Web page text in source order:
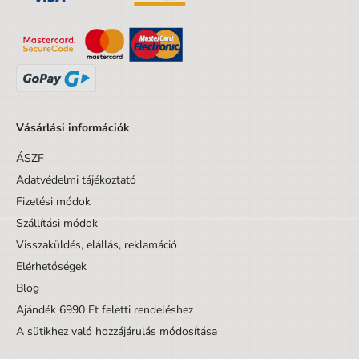
Korig
Készlet/Szett/Csomag
Dizájnos tétel
Minta
Vásárlási információk
ÁSZF
Adatvédelmi tájékoztató
Fizetési módok
Szállítási módok
Visszaküldés, elállás, reklamáció
Elérhetőségek
Blog
Ajándék 6990 Ft feletti rendeléshez
A sütikhez való hozzájárulás módosítása